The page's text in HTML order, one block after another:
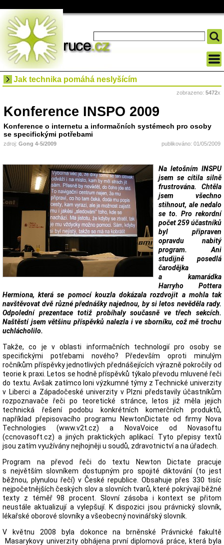
Jak technika pomáhá neslyšícím
zobrazeno: 5472x
Konference INSPO 2009
Konference o internetu a informačních systémech pro osoby
se specifickými potřebami
zdroj: Gong 4-5/2009 publikováno: 01/05/2009
Na letošním INSPU
jsem se cítila silně
frustrována. Chtěla
jsem všechno
stihnout, ale nedalo
se to. Pro rekordní
počet 259 účastníků
byl připraven
opravdu nabitý
program. Ani
studijně posedlá
čarodějka
a kamarádka
Harryho Pottera
Hermiona, která se pomocí kouzla dokázala rozdvojit a mohla tak
navštěvovat dvě různé přednášky najednou, by si letos nevěděla rady.
Odpolední prezentace totiž probíhaly současně ve třech sekcích.
Naštěstí jsem většinu příspěvků nalezla i ve sborníku, což mě trochu
uchlácholilo.
Takže, co je v oblasti informačních technologií pro osoby se
specifickými potřebami nového? Především oproti minulým
ročníkům příspěvky jednotlivých přednášejících výrazně pokročily od
teorie k praxi. Letos se hodně příspěvků týkalo převodu mluvené řeči
do textu. Avšak zatímco loni výzkumné týmy z Technické univerzity
v Liberci a Západočeské univerzity v Plzni představily účastníkům
rozpoznavače řeči po teoretické stránce, letos již měla jejich
technická řešení podobu konkrétních komerčních produktů,
například přepisovacího programu NewtonDictate od firmy Nova
Technologies (www.v2t.cz) a NovaVoice od Novasoftu
(ccnovasoft.cz) a jiných praktických aplikací. Tyto přepisy textů
jsou zatím využívány nejhojněji u soudů, zdravotnictví a na úřadech.
Program na převod řeči do textu Newton Dictate pracuje
s největším slovníkem dostupným pro spojité diktování (to jest
běžnou, plynulou řečí) v České republice. Obsahuje přes 330 tisíc
nejpočetnějších českých slov a slovních tvarů, které pokrývají běžné
texty z téměř 98 procent. Slovní zásoba i kontext se přitom
neustále aktualizují a vylepšují. K dispozici jsou právnický slovník,
lékařské oborové slovníky a všeobecný novinářský slovník.
V květnu 2008 byla dokonce na brněnské Právnické fakultě
Masarykovy univerzity obhájena první diplomová práce, která byla